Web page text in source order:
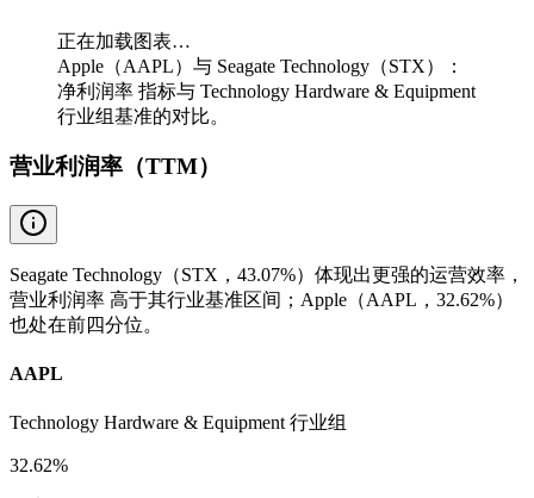
正在加载图表…
Apple（AAPL）与 Seagate Technology（STX）：
净利润率 指标与 Technology Hardware & Equipment
行业组基准的对比。
营业利润率（TTM）
Seagate Technology（STX，43.07%）体现出更强的运营效率，
营业利润率 高于其行业基准区间；Apple（AAPL，32.62%）
也处在前四分位。
AAPL
Technology Hardware & Equipment 行业组
32.62%